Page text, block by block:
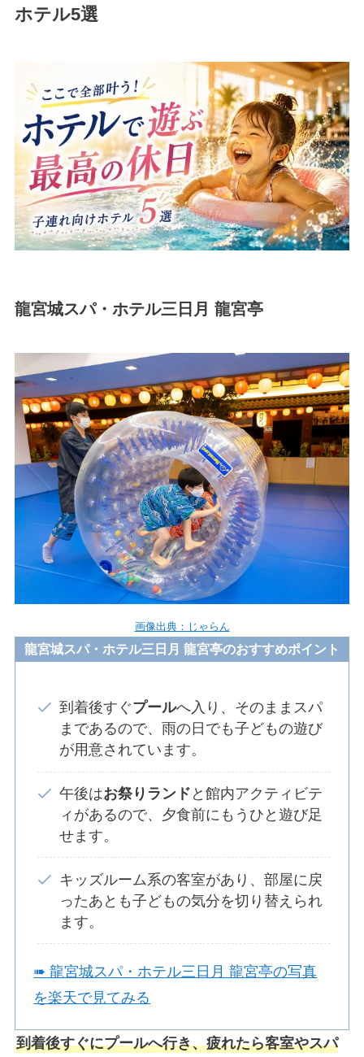
ホテル5選
龍宮城スパ・ホテル三日月 龍宮亭
画像出典：じゃらん
龍宮城スパ・ホテル三日月 龍宮亭のおすすめポイント
到着後すぐプールへ入り、そのままスパ
まであるので、雨の日でも子どもの遊び
が用意されています。
午後はお祭りランド と館内アクティビテ
ィがあるので、夕食前にもうひと遊び足
せます。
キッズルーム系の客室があり、部屋に戻
ったあとも子どもの気分を切り替えられ
ます。
➠ 龍宮城スパ・ホテル三日月 龍宮亭の写真
を楽天で見てみる
到着後すぐにプールへ行き、疲れたら客室やスパ